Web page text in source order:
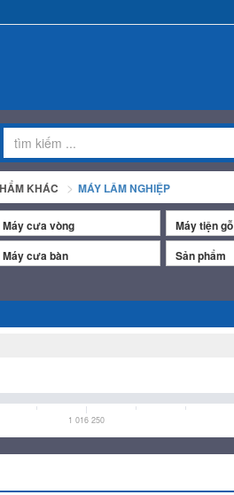
KHÁC MÁY LÂM NGHIỆP
Máy cưa vòng Máy tiện gỗ
Máy cưa bàn Sản phẩm
1 016 250